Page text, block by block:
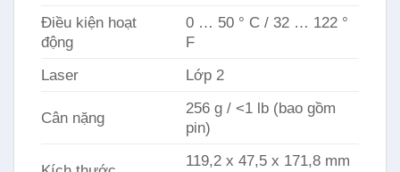
Điều kiện hoạt
động
0 … 50 ° C / 32 … 122 °
F
Laser
Lớp 2
Cân nặng
256 g / <1 lb (bao gồm
pin)
119,2 x 47,5 x 171,8 mm